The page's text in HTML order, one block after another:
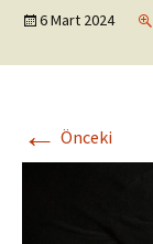
6 Mart 2024
← Önceki